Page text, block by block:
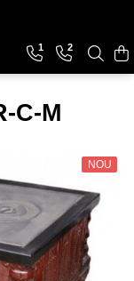
1 2
C-M
NOU